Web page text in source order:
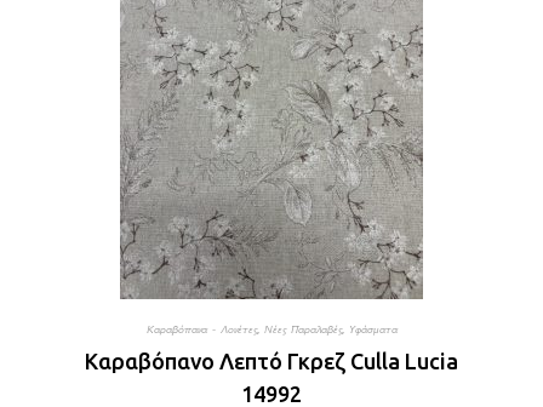
Καραβόπανα - Λονέτες, Νέες Παραλαβές, Υφάσματα
Καραβόπανο Λεπτό Γκρεζ Culla Lucia
14992